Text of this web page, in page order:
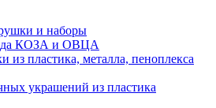
и наборы
КОЗА и ОВЦА
из пластика, металла, пеноплекса
украшений из пластика